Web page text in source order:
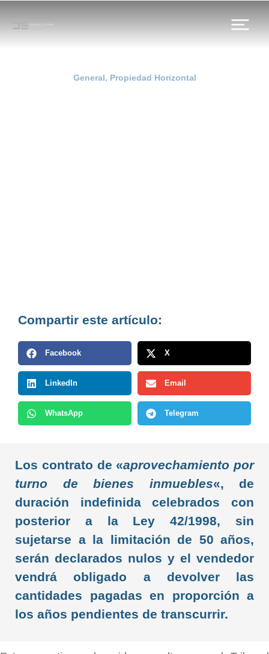
General, Propiedad Horizontal
Los contrato de «aprovechamiento por
turno de bienes inmuebles«, de
duración indefinida celebrados con
posterior a la Ley 42/1998, sin
sujetarse a la limitación de 50 años,
serán declarados nulos y el vendedor
vendrá obligado a devolver las
cantidades pagadas en proporción a
los años pendientes de transcurrir.
Compartir este artículo:
Facebook X
LinkedIn Email
WhatsApp Telegram